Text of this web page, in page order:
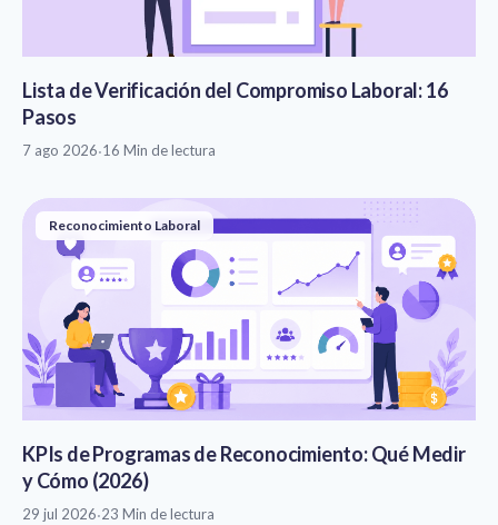
Lista de Verificación del Compromiso Laboral: 16
Pasos
7 ago 2026·16 Min de lectura
Reconocimiento Laboral
KPIs de Programas de Reconocimiento: Qué Medir
y Cómo (2026)
29 jul 2026·23 Min de lectura